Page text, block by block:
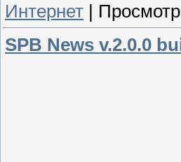
Интернет
SPB News v.2.0.0